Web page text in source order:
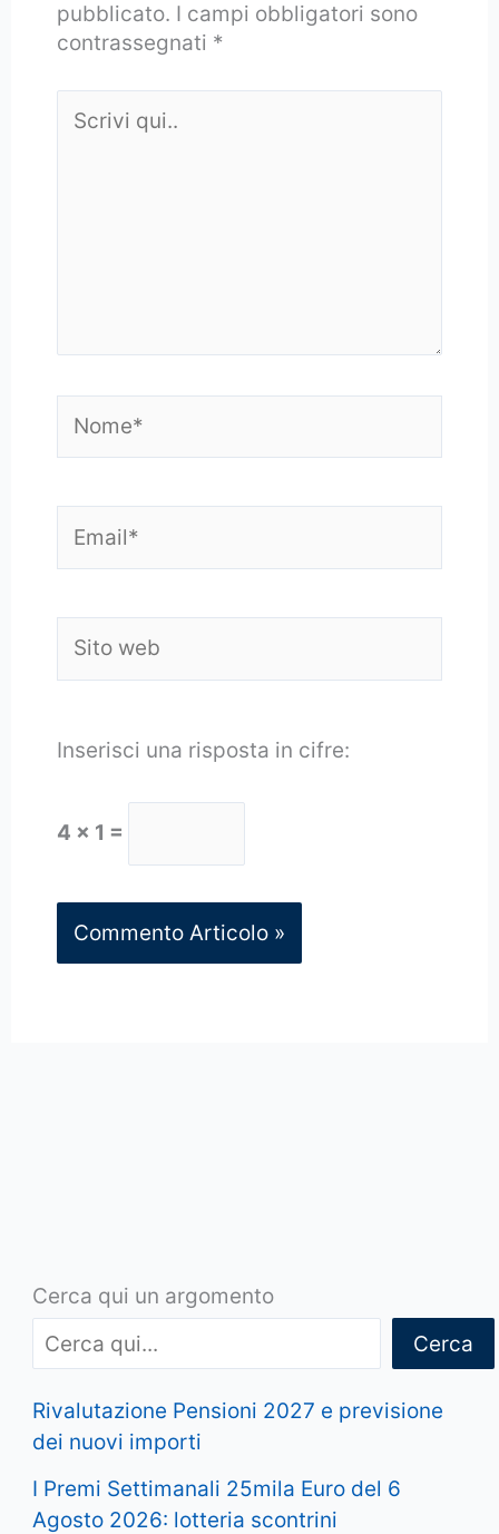
pubblicato. I campi obbligatori sono
contrassegnati *
qui..
web
Inserisci una risposta in cifre:
4 × 1 =
Cerca qui un argomento
Cerca
Rivalutazione Pensioni 2027 e previsione
dei nuovi importi
I Premi Settimanali 25mila Euro del 6
Agosto 2026: lotteria scontrini